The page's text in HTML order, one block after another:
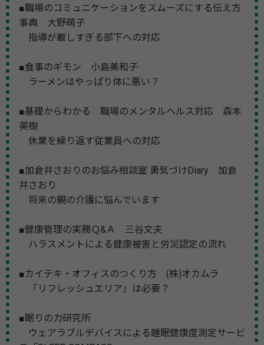
■職場のコミュニケーションをスムーズにする伝え方
事典 大野萌子
指導が厳しすぎる部下への対応
■食事のギモン 小島美和子
ラーメンはやっぱり体に悪い？
■基礎からわかる 職場のメンタルヘルス対応 森本
英樹
休業を繰り返す従業員への対応
■加倉井さおりのお悩み相談室 勇気づけDiary 加倉
井さおり
将来の親の介護に悩んでいます
■健康管理の実務Ｑ&Ａ 三谷文夫
ハラスメントによる健康被害と労災認定の流れ
■カイテキ・オフィスのつくり方 (株)オカムラ
「リフレッシュエリア」は必要？
■眠りの力研究所
ウェアラブルデバイスによる睡眠健康度測定サービ